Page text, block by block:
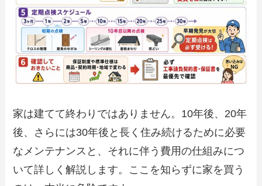
家は建てて終わりではありません。10年後、20年
後、さらには30年後と長く住み続けるために必要
なメンテナンスと、それに伴う費用の仕組みにつ
いて詳しく解説します。ここを知らずに家を買う